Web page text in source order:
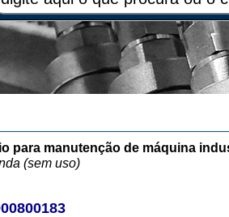
para manutenção de máquina
(sem uso)